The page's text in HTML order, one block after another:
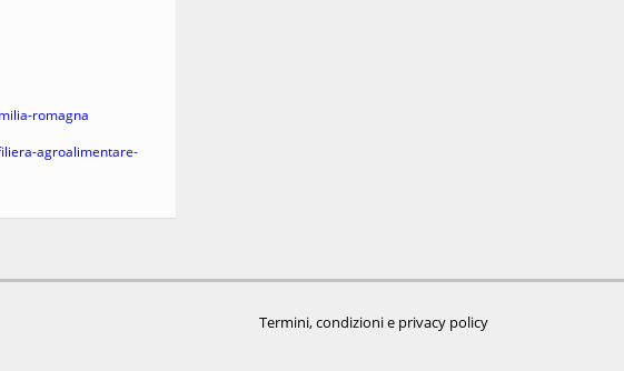
romagna
agroalimentare-
Termini, condizioni e privacy policy